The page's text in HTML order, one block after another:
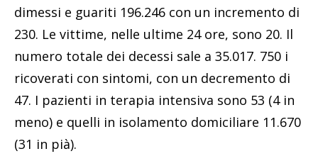
dimessi e guariti 196.246 con un incremento di
230. Le vittime, nelle ultime 24 ore, sono 20. Il
numero totale dei decessi sale a 35.017. 750 i
ricoverati con sintomi, con un decremento di
47. I pazienti in terapia intensiva sono 53 (4 in
meno) e quelli in isolamento domiciliare 11.670
(31 in pià).